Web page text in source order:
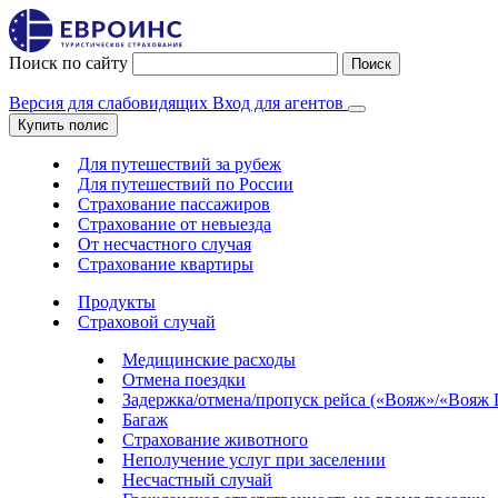
Поиск по сайту Поиск
Версия для слабовидящих Вход для агентов
Купить полис
Для путешествий за рубеж
Для путешествий по России
Страхование пассажиров
Страхование от невыезда
От несчастного случая
Страхование квартиры
Продукты
Страховой случай
Медицинские расходы
Отмена поездки
Задержка/отмена/пропуск рейса («Вояж»/
Багаж
Страхование животного
Неполучение услуг при заселении
Несчастный случай